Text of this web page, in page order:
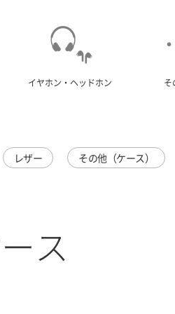
イヤホン・ヘッドホン そ
レザー その他（ケース）
ス